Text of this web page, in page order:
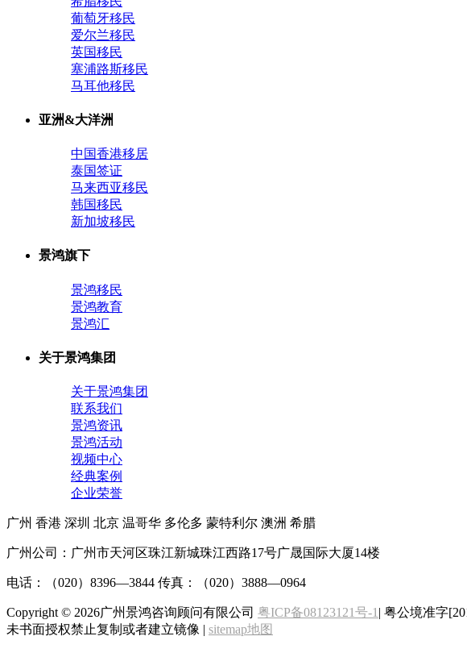
葡萄牙移民
爱尔兰移民
英国移民
塞浦路斯移民
马耳他移民
亚洲&大洋洲
中国香港移居
泰国签证
马来西亚移民
韩国移民
新加坡移民
景鸿旗下
景鸿移民
景鸿教育
景鸿汇
关于景鸿集团
关于景鸿集团
联系我们
景鸿资讯
景鸿活动
视频中心
经典案例
企业荣誉
广州 香港 深圳 北京 温哥华 多伦多 蒙特利尔 澳洲 希腊
广州公司：广州市天河区珠江新城珠江西路17号广晟国际大厦14楼
电话：（020）8396—3844 传真：（020）3888—0964
Copyright © 2026广州景鸿咨询顾问有限公司 粤ICP备08123121号-1 | 粤公境准字
未书面授权禁止复制或者建立镜像 | sitemap地图